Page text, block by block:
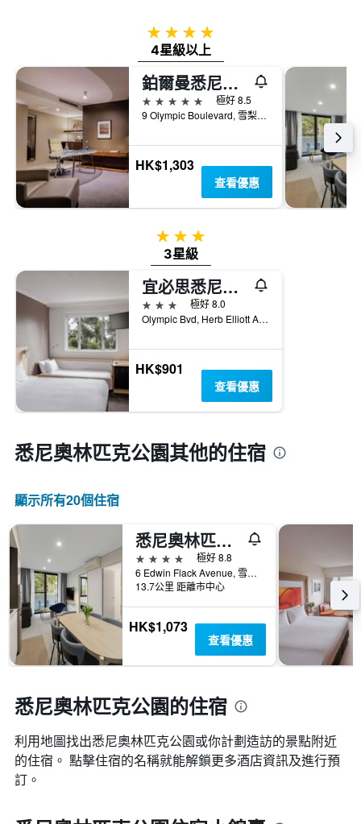
4星級
4星級以上
鉑爾曼悉尼奧林匹克公園酒店
5星級
極好 8.5
9 Olympic Boulevard, 雪梨, NSW, 澳洲
HK$1,303
查看優惠
3星級
3星級
宜必思悉尼奧林匹克公園酒店
3星級
極好 8.0
Olympic Bvd, Herb Elliott Ave, 雪梨, NSW, 澳洲
HK$901
查看優惠
悉尼奧林匹克公園​其他的住宿
顯示所有20​個住宿
悉尼奧林匹克公園凱斯特公寓式酒店
4星級
極好 8.8
6 Edwin Flack Avenue, 雪梨, NSW, 澳洲
13.7公里 距離市中心
HK$1,073
查看優惠
悉尼奧林匹克公園的住宿
利用地圖找出悉尼奧林匹克公園​​或你計劃造訪的景點附近
的住宿。 點擊住宿的名稱就能解鎖更多酒店資訊及進行預
訂。